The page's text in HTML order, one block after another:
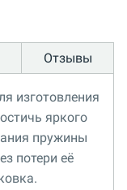
Отзывы
изготовления
яркого
пружины
потери её